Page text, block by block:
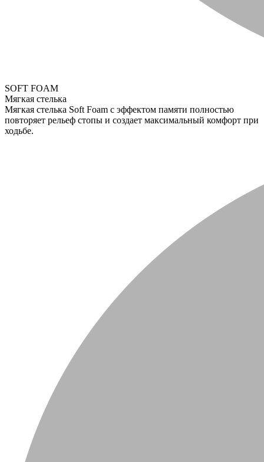
SOFT FOAM
Мягкая стелька
Мягкая стелька Soft Foam с эффектом памяти полностью
повторяет рельеф стопы и создает максимальный комфорт при
ходьбе.